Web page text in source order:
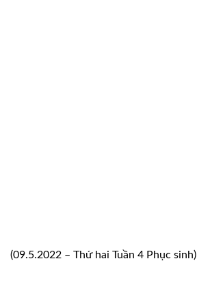
(09.5.2022 – Thứ hai Tuần 4 Phục sinh)